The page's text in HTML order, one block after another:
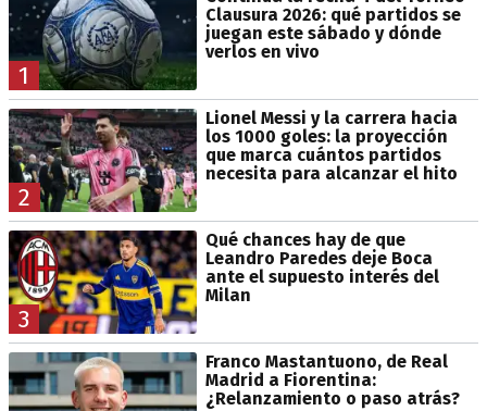
1
Clausura 2026: qué partidos se
juegan este sábado y dónde
verlos en vivo
2
Lionel Messi y la carrera hacia
los 1000 goles: la proyección
que marca cuántos partidos
necesita para alcanzar el hito
3
Qué chances hay de que
Leandro Paredes deje Boca
ante el supuesto interés del
Milan
Franco Mastantuono, de Real
Madrid a Fiorentina:
¿Relanzamiento o paso atrás?